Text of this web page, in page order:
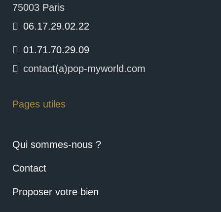
75003 Paris
06.17.29.02.22
01.71.70.29.09
contact(a)pop-myworld.com
Pages utiles
Qui sommes-nous ?
Contact
Proposer votre bien